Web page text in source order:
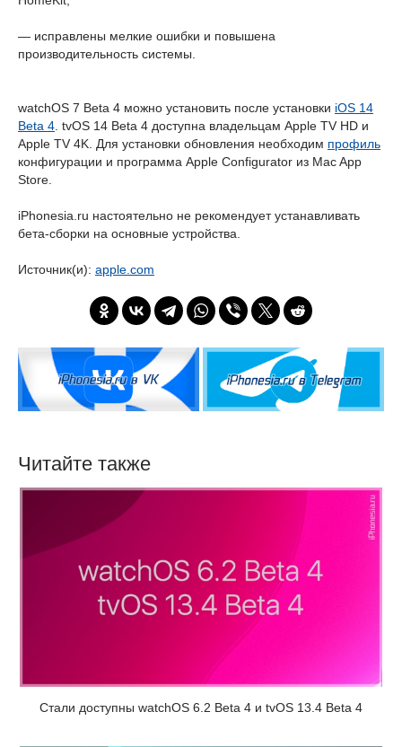
— исправлены мелкие ошибки и повышена
производительность системы.
watchOS 7 Beta 4 можно установить после установки iOS 14
Beta 4 . tvOS 14 Beta 4 доступна владельцам Apple TV HD и
Apple TV 4K. Для установки обновления необходим профиль
конфигурации и программа Apple Configurator из Mac App
Store.
iPhonesia.ru настоятельно не рекомендует устанавливать
бета-сборки на основные устройства.
Источник(и): apple.com
Читайте также
Стали доступны watchOS 6.2 Beta 4 и tvOS 13.4 Beta 4